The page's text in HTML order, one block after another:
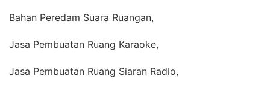
Bahan Peredam Suara Ruangan,
Jasa Pembuatan Ruang Karaoke,
Jasa Pembuatan Ruang Siaran Radio,